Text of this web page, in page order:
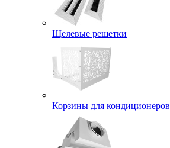
Щелевые решетки
Корзины для кондиционеров